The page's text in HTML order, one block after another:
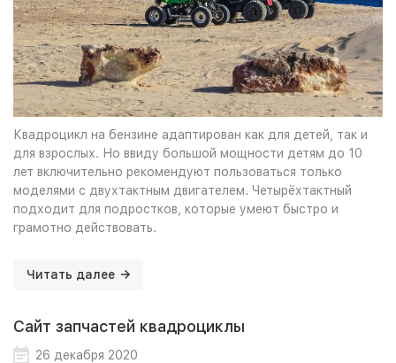
Квадроцикл на бензине адаптирован как для детей, так и
для взрослых. Но ввиду большой мощности детям до 10
лет включительно рекомендуют пользоваться только
моделями с двухтактным двигателем. Четырёхтактный
подходит для подростков, которые умеют быстро и
грамотно действовать.
Читать далее
Сайт запчастей квадроциклы
26 декабря 2020